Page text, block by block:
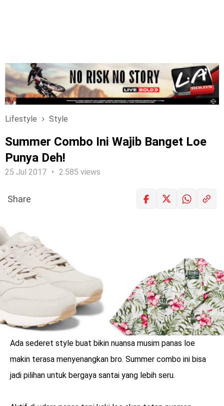
Lifestyle Style
Summer Combo Ini Wajib Banget Loe
Punya Deh!
25 Jul 2017 2.585 views
Share
Ada sederet style buat bikin nuansa musim panas loe
makin terasa menyenangkan bro. Summer combo ini bisa
jadi pilihan untuk bergaya santai yang lebih seru.